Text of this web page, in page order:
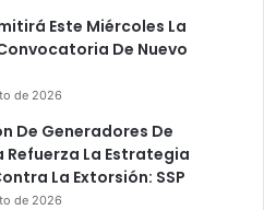
Este Miércoles La
De Nuevo
de 2026
De Generadores De
Refuerza La Estrategia
La Extorsión: SSP
de 2026